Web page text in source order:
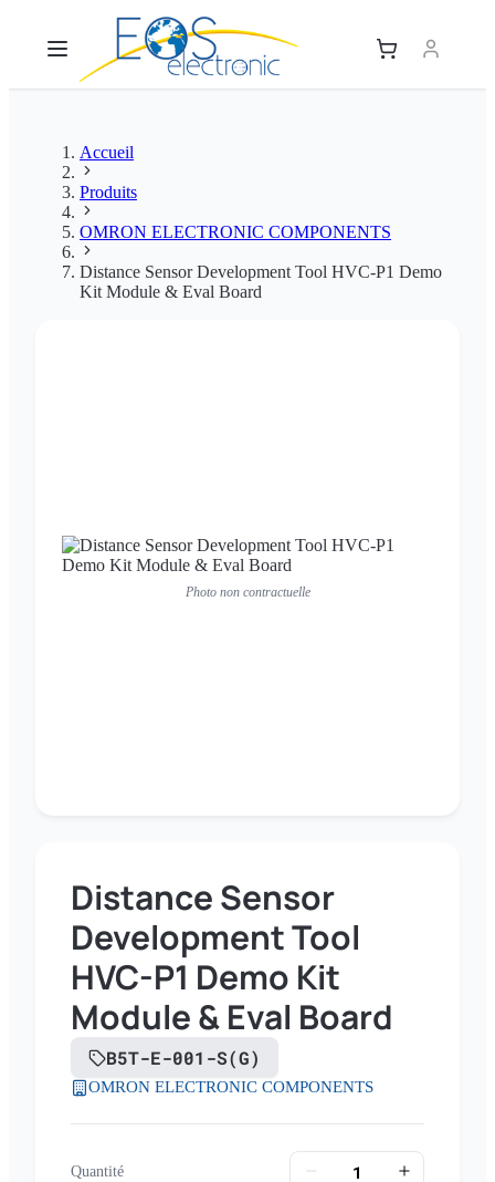
Accueil
Produits
OMRON ELECTRONIC COMPONENTS
Distance Sensor Development Tool HVC-P1 Demo
Kit Module & Eval Board
Photo non contractuelle
Distance Sensor
Development Tool
HVC-P1 Demo Kit
Module & Eval Board
B5T-E-001-S(G)
OMRON ELECTRONIC COMPONENTS
Quantité